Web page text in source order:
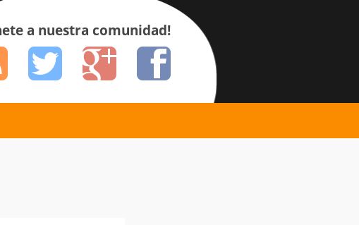
a nuestra comunidad!